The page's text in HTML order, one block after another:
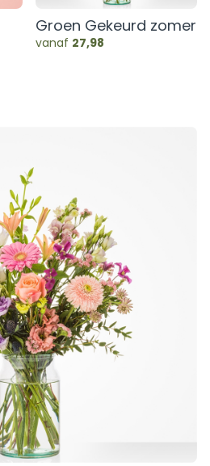
Groen Gekeurd zomer
vanaf 27,98